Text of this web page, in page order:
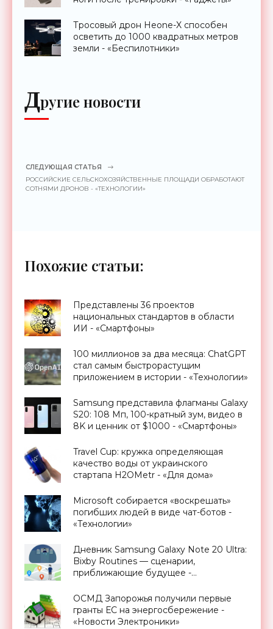
Тросовый дрон Heone-X способен
осветить до 1000 квадратных метров
земли - «Беспилотники»
Другие новости
СЛЕДУЮЩАЯ СТАТЬЯ
РОССИЙСКИЕ СЕЛЬСКОХОЗЯЙСТВЕННЫЕ ПЛОЩАДИ ОБРАБОТАЮТ
СОТНЯМИ ДРОНОВ - «ТЕХНОЛОГИИ»
Похожие статьи:
Представлены 36 проектов
национальных стандартов в области
ИИ - «Смартфоны»
100 миллионов за два месяца: ChatGPT
стал самым быстрорастущим
приложением в истории - «Технологии»
Samsung представила флагманы Galaxy
S20: 108 Мп, 100-кратный зум, видео в
8K и ценник от $1000 - «Смартфоны»
Travel Cup: кружка определяющая
качество воды от украинского
стартапа H2OMetr - «Для дома»
Microsoft собирается «воскрешать»
погибших людей в виде чат-ботов -
«Технологии»
Дневник Samsung Galaxy Note 20 Ultra:
Bixby Routines — сценарии,
приближающие будущее -
ОСМД Запорожья получили первые
гранты ЕС на энергосбережение -
«Новости Электроники»